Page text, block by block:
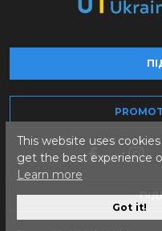
This website uses
get the best experience
Learn more
Got it!